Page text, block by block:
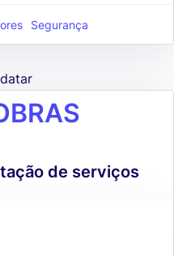
Segurança
de serviços